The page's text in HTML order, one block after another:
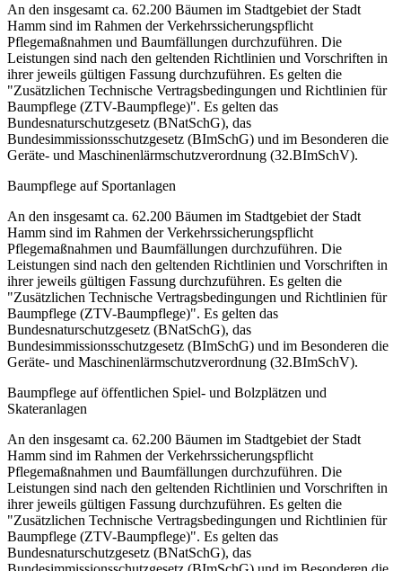
An den insgesamt ca. 62.200 Bäumen im Stadtgebiet der Stadt
Hamm sind im Rahmen der Verkehrssicherungspflicht
Pflegemaßnahmen und Baumfällungen durchzuführen. Die
Leistungen sind nach den geltenden Richtlinien und Vorschriften in
ihrer jeweils gültigen Fassung durchzuführen. Es gelten die
"Zusätzlichen Technische Vertragsbedingungen und Richtlinien für
Baumpflege (ZTV-Baumpflege)". Es gelten das
Bundesnaturschutzgesetz (BNatSchG), das
Bundesimmissionsschutzgesetz (BImSchG) und im Besonderen die
Geräte- und Maschinenlärmschutzverordnung (32.BImSchV).
Baumpflege auf Sportanlagen
An den insgesamt ca. 62.200 Bäumen im Stadtgebiet der Stadt
Hamm sind im Rahmen der Verkehrssicherungspflicht
Pflegemaßnahmen und Baumfällungen durchzuführen. Die
Leistungen sind nach den geltenden Richtlinien und Vorschriften in
ihrer jeweils gültigen Fassung durchzuführen. Es gelten die
"Zusätzlichen Technische Vertragsbedingungen und Richtlinien für
Baumpflege (ZTV-Baumpflege)". Es gelten das
Bundesnaturschutzgesetz (BNatSchG), das
Bundesimmissionsschutzgesetz (BImSchG) und im Besonderen die
Geräte- und Maschinenlärmschutzverordnung (32.BImSchV).
Baumpflege auf öffentlichen Spiel- und Bolzplätzen und
Skateranlagen
An den insgesamt ca. 62.200 Bäumen im Stadtgebiet der Stadt
Hamm sind im Rahmen der Verkehrssicherungspflicht
Pflegemaßnahmen und Baumfällungen durchzuführen. Die
Leistungen sind nach den geltenden Richtlinien und Vorschriften in
ihrer jeweils gültigen Fassung durchzuführen. Es gelten die
"Zusätzlichen Technische Vertragsbedingungen und Richtlinien für
Baumpflege (ZTV-Baumpflege)". Es gelten das
Bundesnaturschutzgesetz (BNatSchG), das